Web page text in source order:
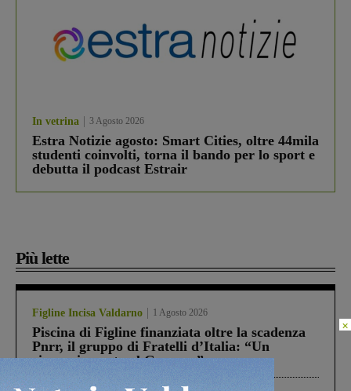
In vetrina 3 Agosto 2026
Estra Notizie agosto: Smart Cities, oltre 44mila
studenti coinvolti, torna il bando per lo sport e
debutta il podcast Estrair
Più lette
Figline Incisa Valdarno 1 Agosto 2026
Piscina di Figline finanziata oltre la scadenza
Pnrr, il gruppo di Fratelli d’Italia: “Un
ringraziamento al Governo”
×